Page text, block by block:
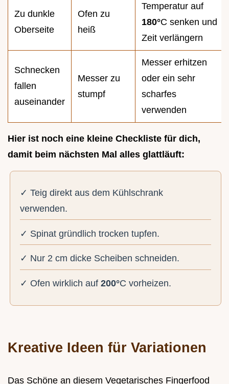
Zu dunkle
Oberseite
Ofen zu
heiß
Temperatur auf
180°C senken und
Zeit verlängern
Schnecken
fallen
auseinander
Messer zu
stumpf
Messer erhitzen
oder ein sehr
scharfes
verwenden
Hier ist noch eine kleine Checkliste für dich,
damit beim nächsten Mal alles glattläuft:
✓ Teig direkt aus dem Kühlschrank
verwenden.
✓ Spinat gründlich trocken tupfen.
✓ Nur 2 cm dicke Scheiben schneiden.
✓ Ofen wirklich auf200°C vorheizen.
Kreative Ideen für Variationen
Das Schöne an diesem Vegetarisches Fingerfood